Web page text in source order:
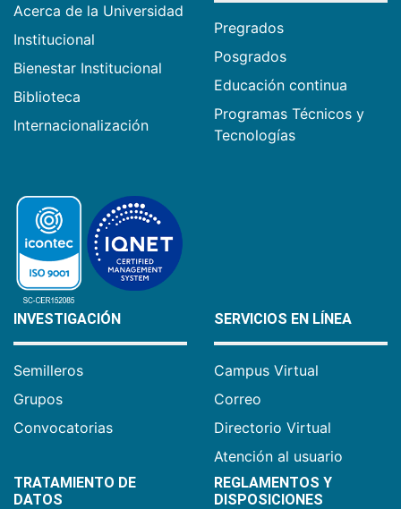
Acerca de la Universidad
Institucional
Bienestar Institucional
Biblioteca
Internacionalización
Pregrados
Posgrados
Educación continua
Programas Técnicos y
Tecnologías
INVESTIGACIÓN
Semilleros
Grupos
Convocatorias
SERVICIOS EN LÍNEA
Campus Virtual
Correo
Directorio Virtual
Atención al usuario
TRATAMIENTO DE
DATOS
REGLAMENTOS Y
DISPOSICIONES